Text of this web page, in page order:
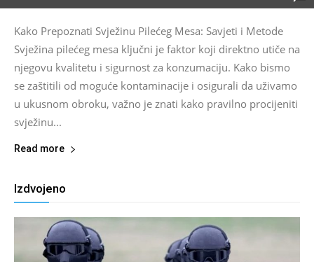
Kako Prepoznati Svježinu Pilećeg Mesa: Savjeti i Metode
Svježina pilećeg mesa ključni je faktor koji direktno utiče na
njegovu kvalitetu i sigurnost za konzumaciju. Kako bismo
se zaštitili od moguće kontaminacije i osigurali da uživamo
u ukusnom obroku, važno je znati kako pravilno procijeniti
svježinu...
Read more
Izdvojeno